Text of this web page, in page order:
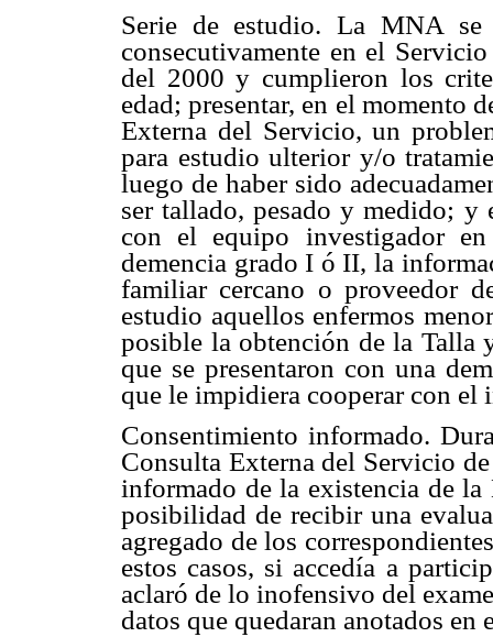
Serie de estudio. La MNA se
consecutivamente en el
del 2000 y cumplieron los
edad; presentar, en el momento
Externa del Servicio, un
para estudio ulterior y/o
luego de haber sido
ser tallado, pesado y medido; y
con el equipo investigador
demencia grado I ó II, la
familiar cercano o proveedor
estudio aquellos enfermos
posible la obtención de la Talla
que se presentaron con una
que le impidiera cooperar con
Consentimiento informado.
Consulta Externa del Servicio
informado de la existencia de
posibilidad de recibir una
agregado de los
estos casos, si accedía a
aclaró de lo inofensivo del
datos que quedaran anotados